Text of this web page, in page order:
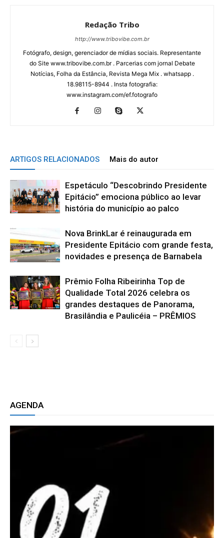
Redação Tribo
http://www.tribovibe.com.br
Fotógrafo, design, gerenciador de mídias sociais. Representante
do Site www.tribovibe.com.br . Parcerias com jornal Debate
Notícias, Folha da Estância, Revista Mega Mix . whatsapp .
18.98115-8944 . Insta fotografia:
www.instagram.com/ef.fotografo
ARTIGOS RELACIONADOS Mais do autor
Espetáculo “Descobrindo Presidente
Epitácio” emociona público ao levar
história do município ao palco
Nova BrinkLar é reinaugurada em
Presidente Epitácio com grande festa,
novidades e presença de Barnabela
Prêmio Folha Ribeirinha Top de
Qualidade Total 2026 celebra os
grandes destaques de Panorama,
Brasilândia e Paulicéia – PRÊMIOS
AGENDA